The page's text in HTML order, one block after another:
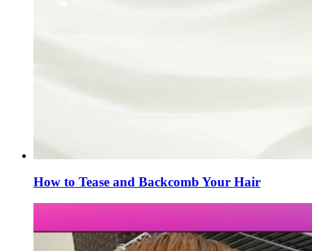
How to Tease and Backcomb Your Hair